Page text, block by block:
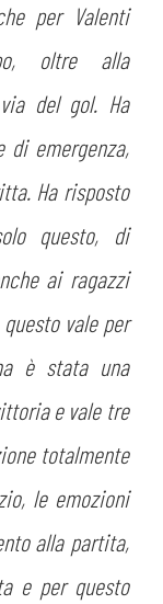
per Valenti
oltre alla
del gol. Ha
di emergenza,
Ha risposto
questo, di
ai ragazzi
vale per
è stata una
e vale tre
totalmente
le emozioni
alla partita,
e per questo